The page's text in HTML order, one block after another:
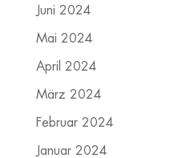
Juni 2024
Mai 2024
April 2024
März 2024
Februar 2024
Januar 2024